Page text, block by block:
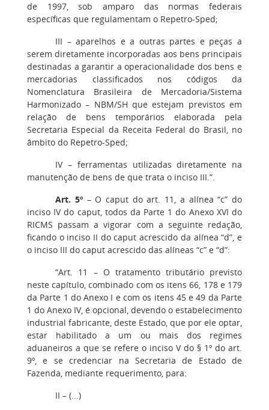
de 1997, sob amparo das normas federais
específicas que regulamentam o Repetro-Sped;
III – aparelhos e a outras partes e peças a
serem diretamente incorporadas aos bens principais
destinadas a garantir a operacionalidade dos bens e
mercadorias classificados nos códigos da
Nomenclatura Brasileira de Mercadoria/Sistema
Harmonizado – NBM/SH que estejam previstos em
relação de bens temporários elaborada pela
Secretaria Especial da Receita Federal do Brasil, no
âmbito do Repetro-Sped;
IV – ferramentas utilizadas diretamente na
manutenção de bens de que trata o inciso III.”.
Art. 5º– O caput do art. 11, a alínea “c” do
inciso IV do caput, todos da Parte 1 do Anexo XVI do
RICMS passam a vigorar com a seguinte redação,
ficando o inciso II do caput acrescido da alínea “d”, e
o inciso III do caput acrescido das alíneas “c” e “d”:
“Art. 11 – O tratamento tributário previsto
neste capítulo, combinado com os itens 66, 178 e 179
da Parte 1 do Anexo I e com os itens 45 e 49 da Parte
1 do Anexo IV, é opcional, devendo o estabelecimento
industrial fabricante, deste Estado, que por ele optar,
estar habilitado a um ou mais dos regimes
aduaneiros a que se refere o inciso V do § 1º do art.
9º, e se credenciar na Secretaria de Estado de
Fazenda, mediante requerimento, para:
II – (...)